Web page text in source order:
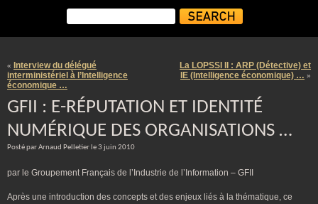
«
Interview du délégué
interministériel à l’Intelligence
économique …
La LOPSSI II : ARP (Détective) et
IE (Intelligence économique) … »
GFII : E-RÉPUTATION ET IDENTITÉ
NUMÉRIQUE DES ORGANISATIONS …
Posté par Arnaud Pelletier le 3 juin 2010
par le Groupement Français de l’Industrie de l’Information – GFII
Après une introduction des concepts et des enjeux liés à la thématique, ce